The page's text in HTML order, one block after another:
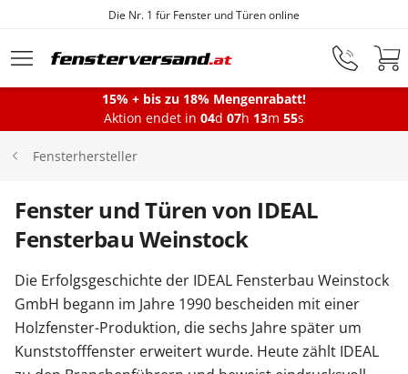
Zum Hauptinhalt springen
Die Nr. 1 für Fenster und Türen online
Fenster
Haustüren
15% + bis zu 18% Mengenrabatt!
Aktion endet in 04d 07h 13m 54s
Fensterhersteller
Fenster und Türen von IDEAL
Fensterbau Weinstock
Die Erfolgsgeschichte der IDEAL Fensterbau Weinstock
GmbH begann im Jahre 1990 bescheiden mit einer
Holzfenster-Produktion, die sechs Jahre später um
Kunststofffenster erweitert wurde. Heute zählt IDEAL